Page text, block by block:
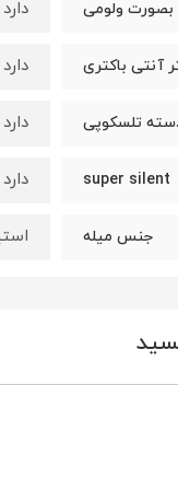
ولومی دارد
آنتی باکتری دارد
تلسکوپی دارد
super silent دارد
جنس میله